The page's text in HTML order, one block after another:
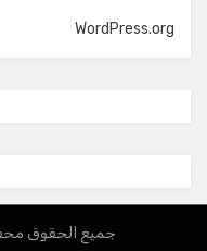
WordPress.org
جميع الحقوق